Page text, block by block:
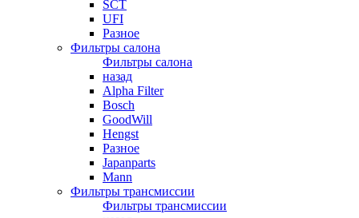
SCT
UFI
Разное
Фильтры салона
Фильтры салона
назад
Alpha Filter
Bosch
GoodWill
Hengst
Разное
Japanparts
Mann
Фильтры трансмиссии
Фильтры трансмиссии